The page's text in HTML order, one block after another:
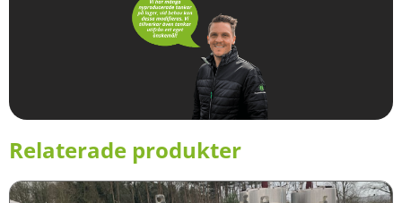
Relaterade produkter